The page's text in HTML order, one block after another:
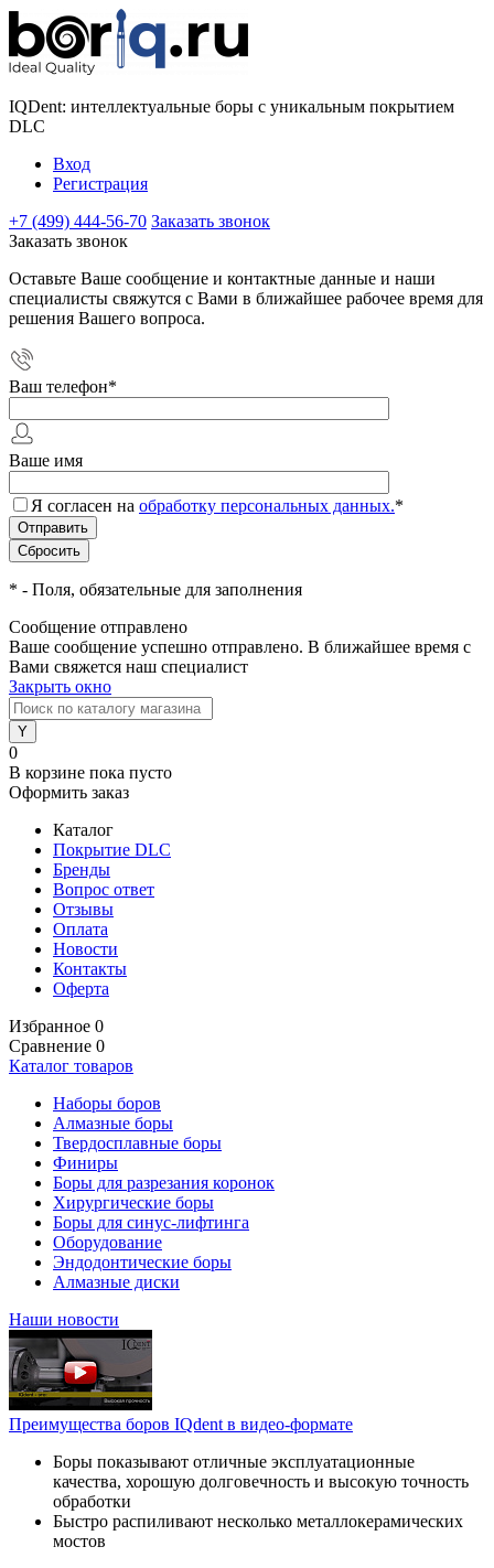
IQDent: интеллектуальные боры с уникальным покрытием
DLC
Вход
Регистрация
+7 (499) 444-56-70 Заказать звонок
Заказать звонок
Оставьте Ваше сообщение и контактные данные и наши
специалисты свяжутся с Вами в ближайшее рабочее время для
решения Вашего вопроса.
Ваш телефон*
Ваше имя
Я согласен на обработку персональных данных.*
* - Поля, обязательные для заполнения
Сообщение отправлено
Ваше сообщение успешно отправлено. В ближайшее время с
Вами свяжется наш специалист
Закрыть окно
0
В корзине пока пусто
Оформить заказ
Каталог
Покрытие DLC
Бренды
Вопрос ответ
Отзывы
Оплата
Новости
Контакты
Оферта
Избранное 0
Сравнение 0
Каталог товаров
Наборы боров
Алмазные боры
Твердосплавные боры
Финиры
Боры для разрезания коронок
Хирургические боры
Боры для синус-лифтинга
Оборудование
Эндодонтические боры
Алмазные диски
Наши новости
Преимущества боров IQdent в видео-формате
Боры показывают отличные эксплуатационные
качества, хорошую долговечность и высокую точность
обработки
Быстро распиливают несколько металлокерамических
мостов